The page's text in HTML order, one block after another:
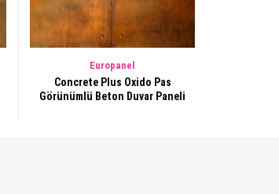
Europanel
Concrete Plus Oxido Pas
Görünümlü Beton Duvar Paneli